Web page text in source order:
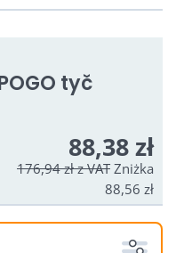
przez opcje
Youtube?
się z
oknie
tyč
88,38 zł
176,94 złz VATZniżka
88,56 zł